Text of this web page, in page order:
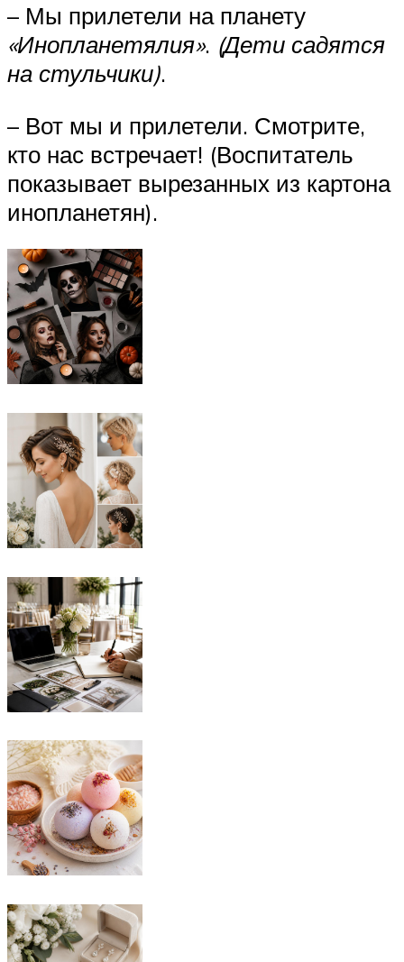
– Мы прилетели на планету
«Инопланетялия». (Дети садятся
на стульчики).
– Вот мы и прилетели. Смотрите,
кто нас встречает! (Воспитатель
показывает вырезанных из картона
инопланетян).